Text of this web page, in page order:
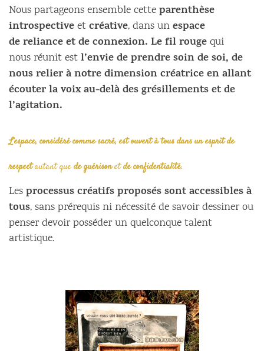
Nous partageons ensemble cetteparenthèse
introspectiveetcréative, dans unespace
de reliance et de connexion. Le fil rougequi
nous réunit estl’envie de prendre soin de soi, de
nous relier à notre dimension créatrice en allant
écouter la voix au-delà des grésillements et de
l’agitation.
L’espace, considéré comme sacré, est ouvert à tous dans un esprit de
respectautant quede guérisonetde confidentialité.
Lesprocessus créatifs proposés sont accessibles à
tous, sans prérequis ni nécessité de savoir dessiner ou
penser devoir posséder un quelconque talent
artistique.